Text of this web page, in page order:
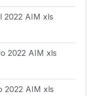
2022 AIM xls
2022 AIM xls
2022 AIM xls